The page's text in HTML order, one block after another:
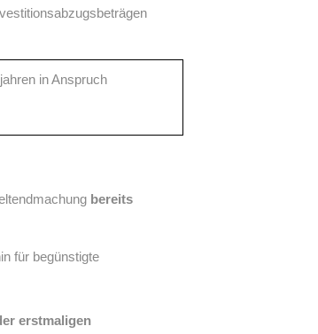
in Anspruch
bereits
für begünstigte
erstmaligen